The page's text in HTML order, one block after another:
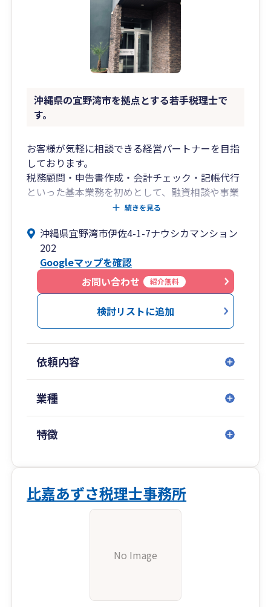
沖縄県の宜野湾市を拠点とする若手税理士で
す。
お客様が気軽に相談できる経営パートナーを目指
しております。
税務顧問・申告書作成・会計チェック・記帳代行
といった基本業務を初めとして、融資相談や事業
計画書作成のサポートも行います。
続きを見る
沖縄県宜野湾市伊佐4-1-7ナウシカマンション
202
Googleマップを確認
お問い合わせ
紹介無料
検討リストに追加
依頼内容
業種
特徴
比嘉あずさ税理士事務所
No Image